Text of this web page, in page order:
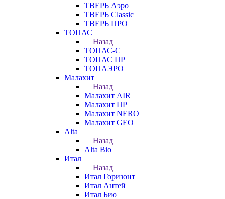
ТВЕРЬ Аэро
ТВЕРЬ Classic
ТВЕРЬ ПРО
ТОПАС
Назад
ТОПАС-С
ТОПАС ПР
ТОПАЭРО
Малахит
Назад
Малахит AIR
Малахит ПР
Малахит NERO
Малахит GEO
Alta
Назад
Alta Bio
Итал
Назад
Итал Горизонт
Итал Антей
Итал Био